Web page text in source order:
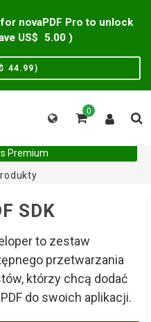
novaPDF Pro to unlock
US$
5.00 )
44.99)
0
Premium
SDK
to zestaw
przetwarzania
którzy chcą dodać
do swoich aplikacji.